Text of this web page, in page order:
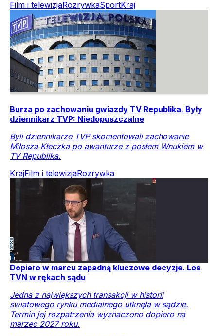
Film i telewizjaRozrywkaSportKraj
Burza po zachowaniu gwiazdy TV Republika. Były
dziennikarz TVP: Niedopuszczalne
Byli dziennikarze TVP skomentowali zachowanie
Miłosza Kłeczka po awanturze z posłem Wnukiem w
TV Republika.
KrajFilm i telewizjaRozrywka
Dopiero w marcu zapadną kluczowe decyzje. Los
TVN w rękach sądu
Jedna z największych transakcji w historii
światowego rynku medialnego utknęła w sądzie.
Termin jej rozpatrzenia wyznaczono dopiero na
marzec 2027 roku.